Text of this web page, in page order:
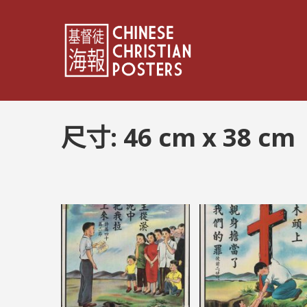
尺寸: 46 cm x 38 cm